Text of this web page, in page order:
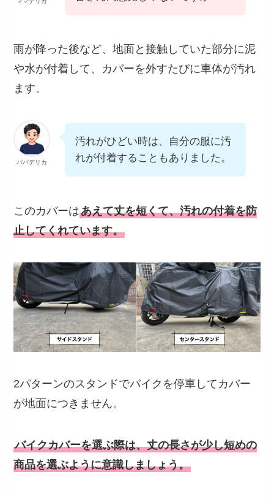
雨が降った後など、地面と接触していた部分に泥
や水が付着して、カバーを外すたびに車体が汚れ
ます。
パパデリカ
汚れがひどい時は、自分の服に汚
れが付着することもありました。
このカバーはあえて丈を短くて、汚れの付着を防
止してくれています。
2パターンのスタンドでバイクを停車してカバー
が地面につきません。
バイクカバーを選ぶ際は、丈の長さが少し短めの
商品を選ぶように意識しましょう。